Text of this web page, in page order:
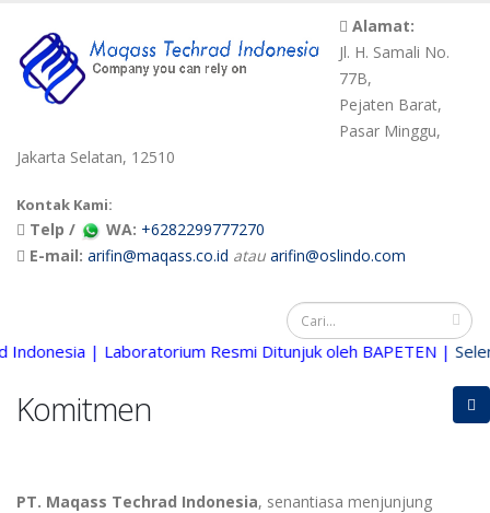
Alamat:
Jl. H. Samali No.
77B,
Pejaten Barat,
Pasar Minggu,
Jakarta Selatan, 12510
Kontak Kami:
Telp / WA: +6282299777270
E-mail: arifin@maqass.co.id atau arifin@oslindo.com
| Laboratorium Resmi Ditunjuk oleh BAPETEN |
Komitmen
PT. Maqass Techrad Indonesia, senantiasa menjunjung